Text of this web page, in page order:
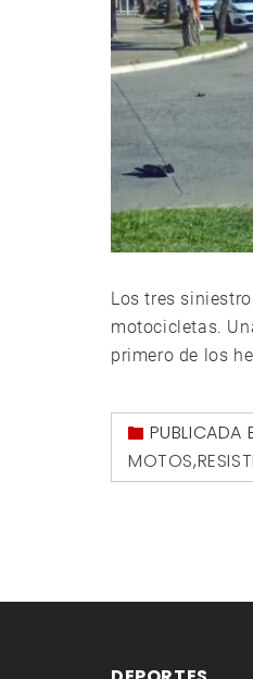
Los tres
motocicletas.
primero de los
PUBLICADA
MOTOS,